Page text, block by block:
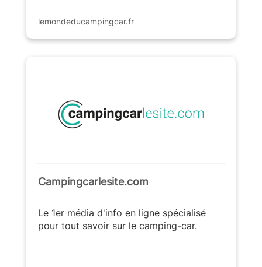
lemondeducampingcar.fr
Campingcarlesite.com
Le 1er média d'info en ligne spécialisé
pour tout savoir sur le camping-car.